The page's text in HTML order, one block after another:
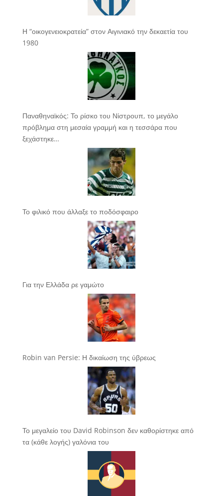
Η “οικογενειοκρατεία” στον Αιγινιακό την δεκαετία του
1980
Παναθηναϊκός: Το ρίσκο του Νίστρουπ, το μεγάλο
πρόβλημα στη μεσαία γραμμή και η τεσσάρα που
ξεχάστηκε…
Το φιλικό που άλλαξε το ποδόσφαιρο
Για την Ελλάδα ρε γαμώτο
Robin van Persie: Η δικαίωση της ύβρεως
Το μεγαλείο του David Robinson δεν καθορίστηκε από
τα (κάθε λογής) γαλόνια του